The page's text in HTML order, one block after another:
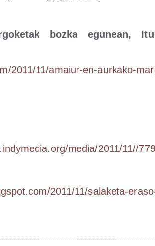
boz­ka egu­nean,
​2​0​1​1​/​1​1​/​a​m​a​i​u​r​-​e​n​-​a​u​r​k​a​k​o​-​
media/2011/11//
​2​0​1​1​/​1​1​/​s​a​l​a​k​e​t​a​-​